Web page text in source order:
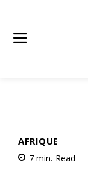
AFRIQUE
7 min. Read